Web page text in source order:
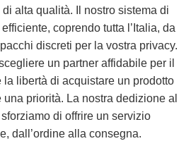
alta qualità. Il nostro sistema di
coprendo tutta l’Italia, da
discreti per la vostra privacy.
un partner affidabile per il
libertà di acquistare un prodotto
una priorità. La nostra dedizione al
di offrire un servizio
dall’ordine alla consegna.